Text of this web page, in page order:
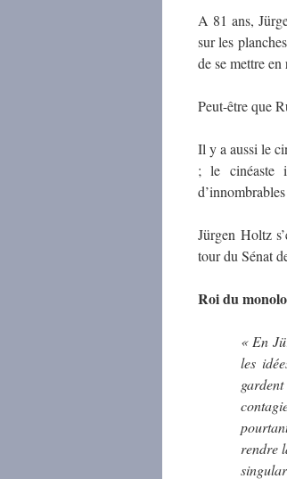
A 81 ans,
sur les
de se mettre
Peut-être que
Il y a aussi le
; le cinéaste
Jürgen Holtz
tour du Sénat
Roi du
« En
les
rendre